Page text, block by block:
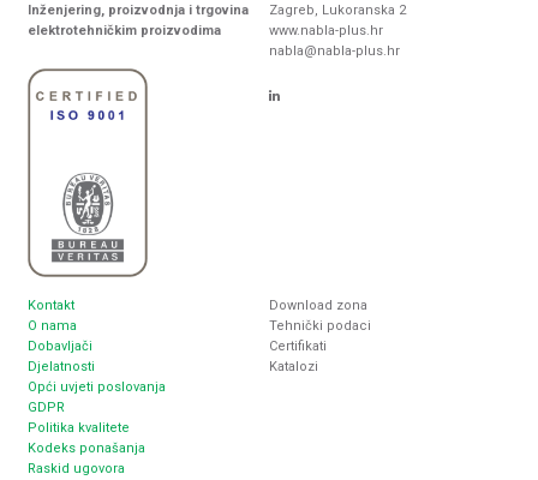
Inženjering, proizvodnja i trgovina
elektrotehničkim proizvodima
Zagreb, Lukoranska 2
www.nabla-plus.hr
nabla@nabla-plus.hr
Kontakt
O nama
Dobavljači
Djelatnosti
Opći uvjeti poslovanja
GDPR
Politika kvalitete
Kodeks ponašanja
Raskid ugovora
Download zona
Tehnički podaci
Certifikati
Katalozi